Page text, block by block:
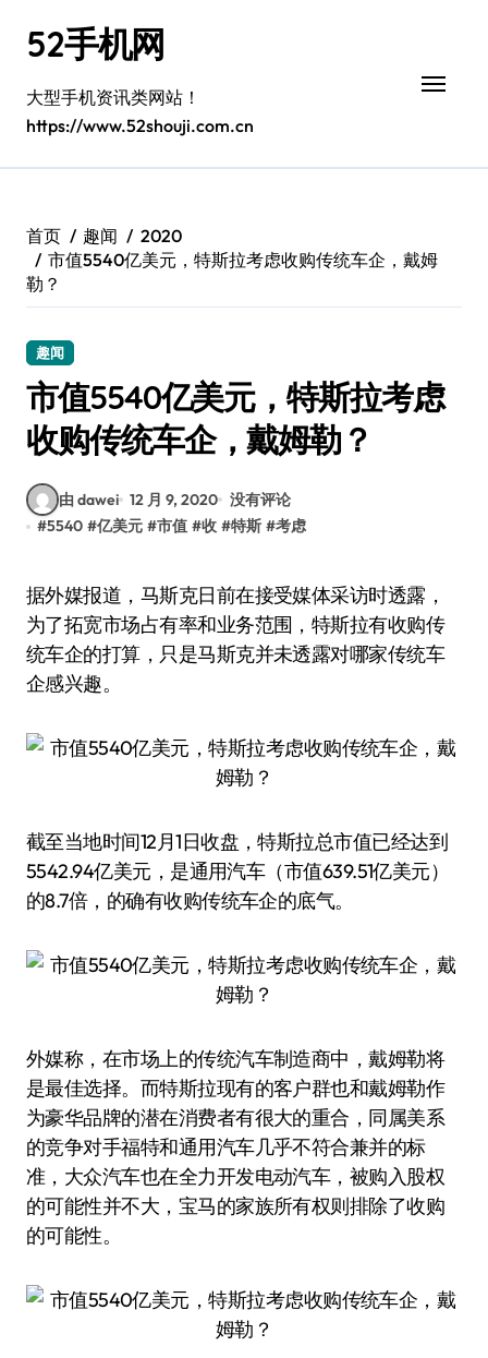
52手机网
大型手机资讯类网站！
https://www.52shouji.com.cn
首页 趣闻
2020
市值5540亿美元，特斯拉考虑收购传统车企，戴姆
勒？
趣闻
市值5540亿美元，特斯拉考虑
收购传统车企，戴姆勒？
由 dawei 12 月 9, 2020 没有评论
#5540 #亿美元 #市值 #收 #特斯 #考虑
据外媒报道，马斯克日前在接受媒体采访时透露，
为了拓宽市场占有率和业务范围，特斯拉有收购传
统车企的打算，只是马斯克并未透露对哪家传统车
企感兴趣。
截至当地时间12月1日收盘，特斯拉总市值已经达到
5542.94亿美元，是通用汽车（市值639.51亿美元）
的8.7倍，的确有收购传统车企的底气。
外媒称，在市场上的传统汽车制造商中，戴姆勒将
是最佳选择。而特斯拉现有的客户群也和戴姆勒作
为豪华品牌的潜在消费者有很大的重合，同属美系
的竞争对手福特和通用汽车几乎不符合兼并的标
准，大众汽车也在全力开发电动汽车，被购入股权
的可能性并不大，宝马的家族所有权则排除了收购
的可能性。